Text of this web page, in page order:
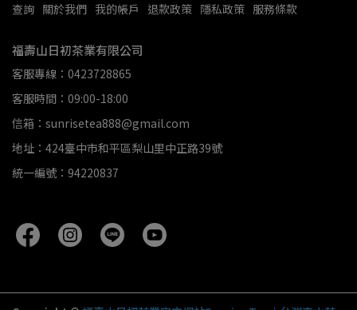
查詢 關於我們 我的帳戶 退款政策 隱私政策 服務條款
福壽山日初茶業有限公司
客服專線：0423728865
客服時間：09:00-18:00
信箱：sunrisetea888@gmail.com
地址：424臺中市和平區梨山里中正路39號
統一編號：94220837